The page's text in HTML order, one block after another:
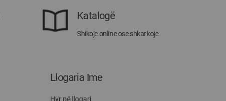
Katalogë
Shikoje online ose shkarkoje
Llogaria Ime
Hyr në llogari